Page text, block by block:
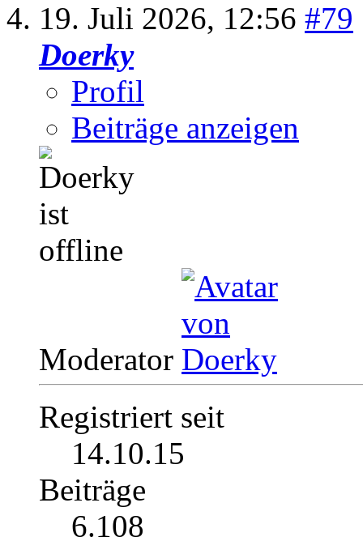
19. Juli 2026, 12:56 #79
Doerky
Profil
Beiträge anzeigen
Moderator
Registriert seit
14.10.15
Beiträge
6.108